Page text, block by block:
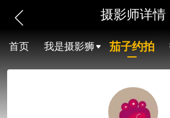
摄影师详情
首页 我是摄影狮 茄子约拍